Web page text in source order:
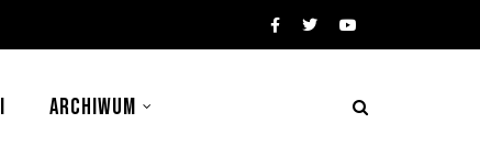
ARCHIWUM